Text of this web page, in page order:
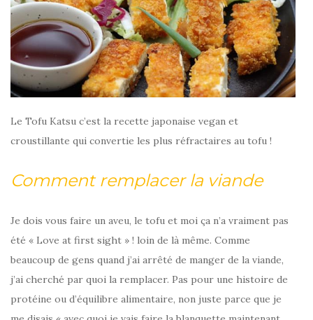
Le Tofu Katsu c’est la recette japonaise vegan et
croustillante qui convertie les plus réfractaires au tofu !
Comment remplacer la viande
Je dois vous faire un aveu, le tofu et moi ça n’a vraiment pas
été « Love at first sight » ! loin de là même. Comme
beaucoup de gens quand j’ai arrêté de manger de la viande,
j’ai cherché par quoi la remplacer. Pas pour une histoire de
protéine ou d’équilibre alimentaire, non juste parce que je